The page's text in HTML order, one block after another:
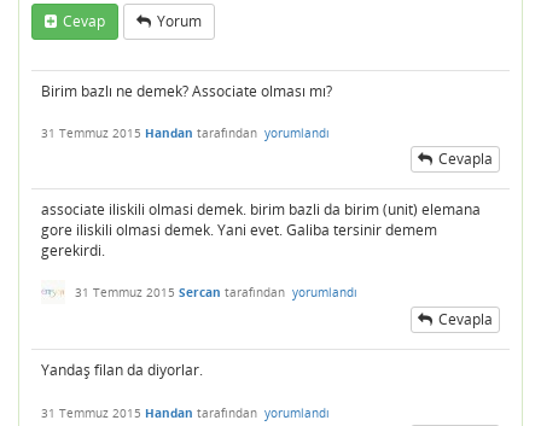
Cevap Yorum
Birim bazlı ne demek? Associate olması mı?
31 Temmuz 2015 Handan tarafından yorumlandı
Cevapla
associate iliskili olmasi demek. birim bazli da birim (unit) elemana
gore iliskili olmasi demek. Yani evet. Galiba tersinir demem
gerekirdi.
31 Temmuz 2015 Sercan tarafından yorumlandı
Cevapla
Yandaş filan da diyorlar.
31 Temmuz 2015 Handan tarafından yorumlandı